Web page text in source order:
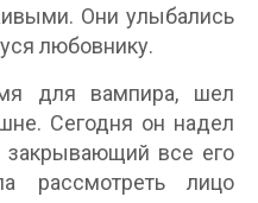
Они улыбались
любовнику.
для вампира, шел
Сегодня он надел
все его
рассмотреть лицо